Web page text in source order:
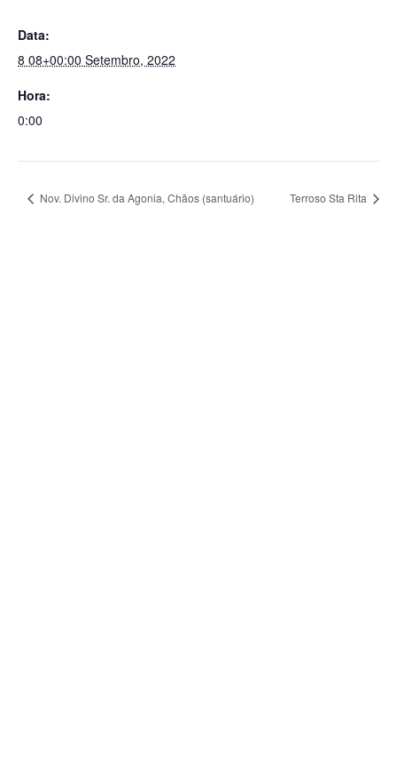
Data:
8 08+00:00 Setembro, 2022
Hora:
0:00
Nov. Divino Sr. da Agonia, Chãos (santuário) Terroso Sta Rita